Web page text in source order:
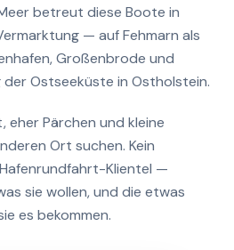
betreut diese Boote in
— auf Fehmarn als
Großenbrode und
Ostseeküste in Ostholstein.
eher Pärchen und kleine
Ort suchen. Kein
Klientel —
sie wollen, und die etwas
es bekommen.